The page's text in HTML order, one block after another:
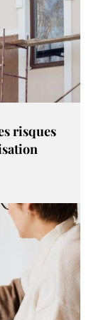
risques